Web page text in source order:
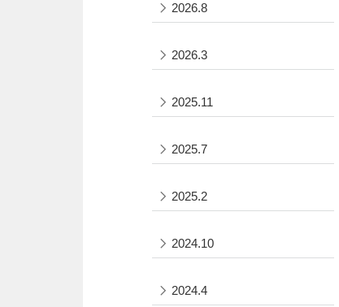
2026.8
2026.3
2025.11
2025.7
2025.2
2024.10
2024.4